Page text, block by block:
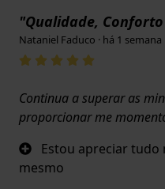
"Qualidade,
Nataniel Faduco · há 1 semana
Continua a superar as
proporcionar me
Estou apreciar
mesmo